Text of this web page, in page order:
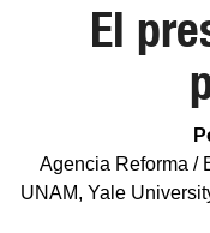
El
Agencia Reforma /
UNAM, Yale